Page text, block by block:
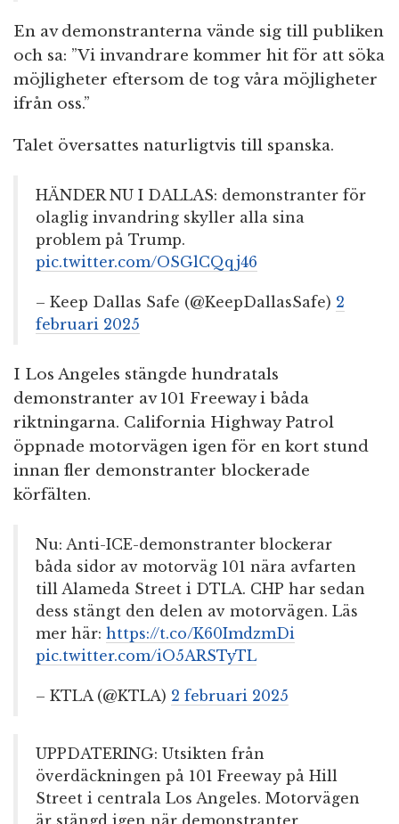
En av demonstranterna vände sig till publiken
och sa: ”Vi invandrare kommer hit för att söka
möjligheter eftersom de tog våra möjligheter
ifrån oss.”
Talet översattes naturligtvis till spanska.
HÄNDER NU I DALLAS: demonstranter för
olaglig invandring skyller alla sina
problem på Trump.
pic.twitter.com/OSGlCQqj46
– Keep Dallas Safe (@KeepDallasSafe) 2
februari 2025
I Los Angeles stängde hundratals
demonstranter av 101 Freeway i båda
riktningarna. California Highway Patrol
öppnade motorvägen igen för en kort stund
innan fler demonstranter blockerade
körfälten.
Nu: Anti-ICE-demonstranter blockerar
båda sidor av motorväg 101 nära avfarten
till Alameda Street i DTLA. CHP har sedan
dess stängt den delen av motorvägen. Läs
mer här: https://t.co/K60ImdzmDi
pic.twitter.com/iO5ARSTyTL
– KTLA (@KTLA) 2 februari 2025
UPPDATERING: Utsikten från
överdäckningen på 101 Freeway på Hill
Street i centrala Los Angeles. Motorvägen
är stängd igen när demonstranter